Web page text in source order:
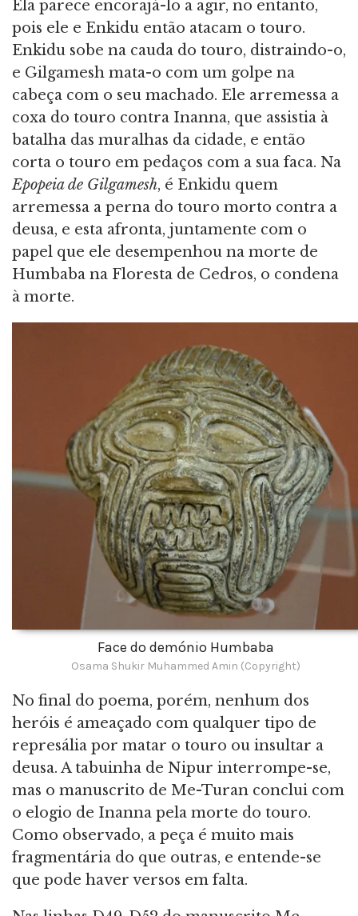
Ela parece encorajá-lo a agir, no entanto,
pois ele e Enkidu então atacam o touro.
Enkidu sobe na cauda do touro, distraindo-o,
e Gilgamesh mata-o com um golpe na
cabeça com o seu machado. Ele arremessa a
coxa do touro contra Inanna, que assistia à
batalha das muralhas da cidade, e então
corta o touro em pedaços com a sua faca. Na
Epopeia de Gilgamesh, é Enkidu quem
arremessa a perna do touro morto contra a
deusa, e esta afronta, juntamente com o
papel que ele desempenhou na morte de
Humbaba na Floresta de Cedros, o condena
à morte.
Face do demónio Humbaba
Osama Shukir Muhammed Amin (Copyright)
No final do poema, porém, nenhum dos
heróis é ameaçado com qualquer tipo de
represália por matar o touro ou insultar a
deusa. A tabuinha de Nipur interrompe-se,
mas o manuscrito de Me-Turan conclui com
o elogio de Inanna pela morte do touro.
Como observado, a peça é muito mais
fragmentária do que outras, e entende-se
que pode haver versos em falta.